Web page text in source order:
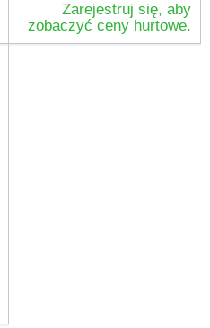
Zarejestruj się, aby
zobaczyć ceny hurtowe.